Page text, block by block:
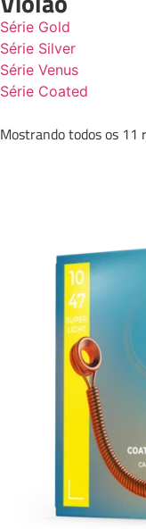
Série Gold
Série Silver
Série Venus
Série Coated
Mostrando todos os 11